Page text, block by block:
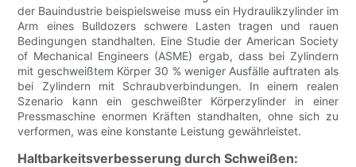
der Bauindustrie beispielsweise muss ein Hydraulikzylinder im
Arm eines Bulldozers schwere Lasten tragen und rauen
Bedingungen standhalten. Eine Studie der American Society
of Mechanical Engineers (ASME) ergab, dass bei Zylindern
mit geschweißtem Körper 30 % weniger Ausfälle auftraten als
bei Zylindern mit Schraubverbindungen. In einem realen
Szenario kann ein geschweißter Körperzylinder in einer
Pressmaschine enormen Kräften standhalten, ohne sich zu
verformen, was eine konstante Leistung gewährleistet.
Haltbarkeitsverbesserung durch Schweißen: